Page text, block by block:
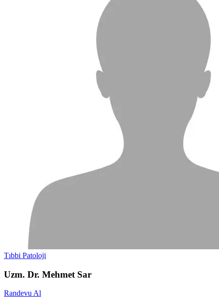
Tıbbi Patoloji
Uzm. Dr. Mehmet Sar
Randevu Al